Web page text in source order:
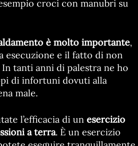
croci con manubri su
è molto importante,
esecuzione e il fatto di non
tanti anni di palestra ne ho
di infortuni dovuti alla
male.
l’efficacia di un esercizio
a terra. È un esercizio